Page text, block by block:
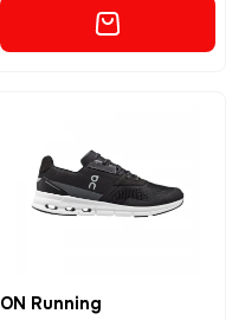
ON Running